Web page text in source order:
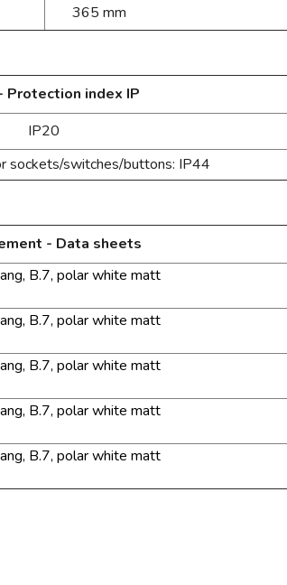
365 mm
Protection index IP
IP20
sockets/switches/buttons: IP44
- Data sheets
B.7, polar white matt
B.7, polar white matt
B.7, polar white matt
B.7, polar white matt
B.7, polar white matt